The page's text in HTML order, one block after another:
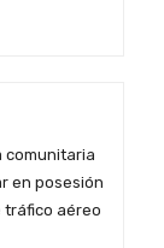
comunitaria
en posesión
tráfico aéreo